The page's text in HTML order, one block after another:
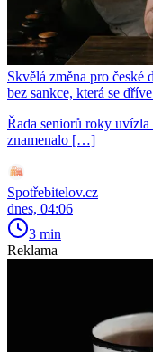
Skvělá změna pro české
bez sankce, která se
Řada seniorů roky
znamenalo […]
Spotřebitelov.cz
dnes, 04:06
3 min
Reklama